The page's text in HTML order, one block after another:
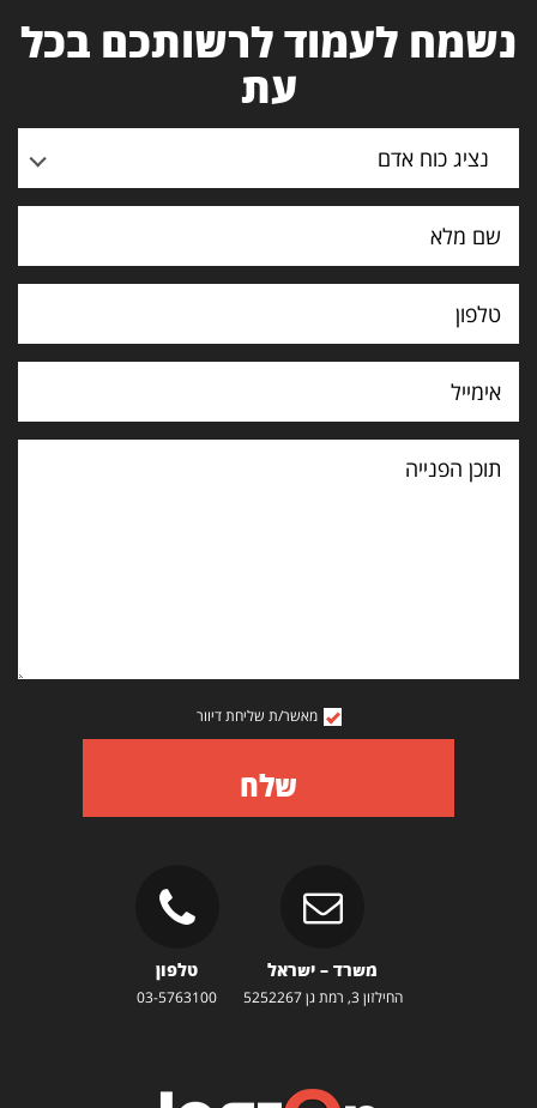
נשמח לעמוד לרשותכם בכל
עת
נציג כוח אדם
תוכן
הפנייה
מאשר/ת שליחת דיוור
שלח
משרד – ישראל
החילזון 3, רמת גן 5252267
טלפון
03-5763100